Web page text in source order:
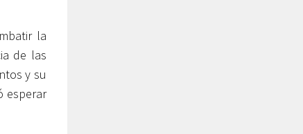
la
de las
y su
esperar